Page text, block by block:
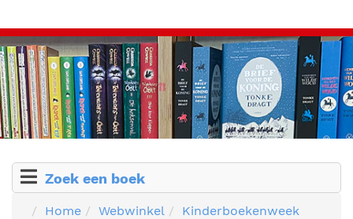
Zoek een boek
Home Webwinkel
Kinderboekenweek